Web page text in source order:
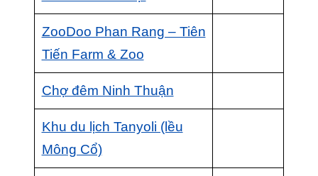
ZooDoo Phan Rang – Tiên
Tiến Farm & Zoo
Chợ đêm Ninh Thuận
Khu du lịch Tanyoli (lều
Mông Cổ)